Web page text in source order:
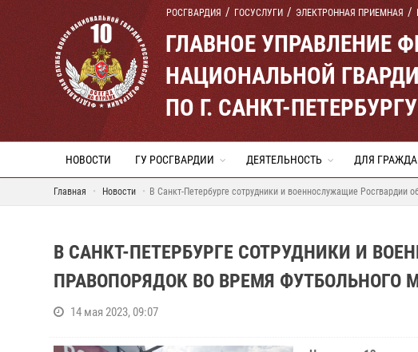
РОСГВАРДИЯ ГОСУСЛУГИ ЭЛЕКТРОННАЯ ПРИЕМНАЯ
ГЛАВНОЕ УПРАВЛЕНИЕ
НАЦИОНАЛЬНОЙ
ПО Г. САНКТ-
НОВОСТИ ГУ РОСГВАРДИИ ДЕЯТЕЛЬНОСТЬ ДЛЯ
Главная Новости В Санкт-Петербурге сотрудники и военнослужащие Росгвардии
В САНКТ-ПЕТЕРБУРГЕ СОТРУДНИКИ И
ПРАВОПОРЯДОК ВО ВРЕМЯ ФУТБОЛЬНОГО
14 мая 2023, 09:07